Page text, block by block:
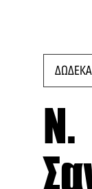
Ν.